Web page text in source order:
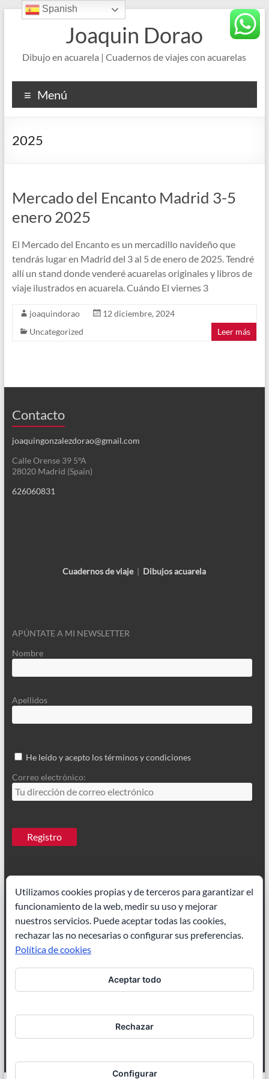
Saltar
Joaquin Dorao
Dibujo en acuarela | Cuadernos de viajes con acuarelas
Menú
2025
Mercado del Encanto Madrid 3-5
enero 2025
El Mercado del Encanto es un mercadillo navideño que
tendrás lugar en Madrid del 3 al 5 de enero de 2025. Tendré
allí un stand donde venderé acuarelas originales y libros de
viaje ilustrados en acuarela. Cuándo El viernes 3
joaquindorao
12 diciembre, 2024
Uncategorized
Leer más
Contacto
joaquingonzalezdorao@gmail.com
Calle Orense 39 5ºA
28020 Madrid (Spain)
626060831
Cuadernos de viaje| Dibujos acuarela
APÚNTATE A MI NEWSLETTER
Nombre
Apellidos
He leído y acepto los términos y condiciones
Correo electrónico:
Ilustrador Madrid|Paisajes acuarela
Ilustración de cuentos|Ilustrador freelance
Spanish
Utilizamos cookies propias y de terceros para garantizar el
funcionamiento de la web, medir su uso y mejorar
nuestros servicios. Puede aceptar todas las cookies,
rechazar las no necesarias o configurar sus preferencias.
Política de cookies
Aceptar todo
Rechazar
Configurar